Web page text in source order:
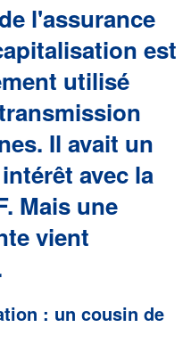
l'assurance
est
utilisé
Il avait un
avec la
Mais une
vient
: un cousin de